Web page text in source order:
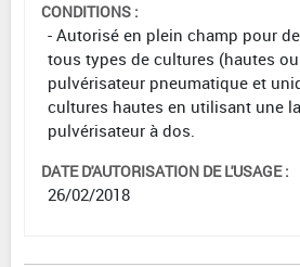
CONDITIONS :
- Autorisé en plein champ pour
tous types de cultures (hautes
pulvérisateur pneumatique et
cultures hautes en utilisant une
pulvérisateur à dos.
DATE D'AUTORISATION DE L'USAGE :
26/02/2018